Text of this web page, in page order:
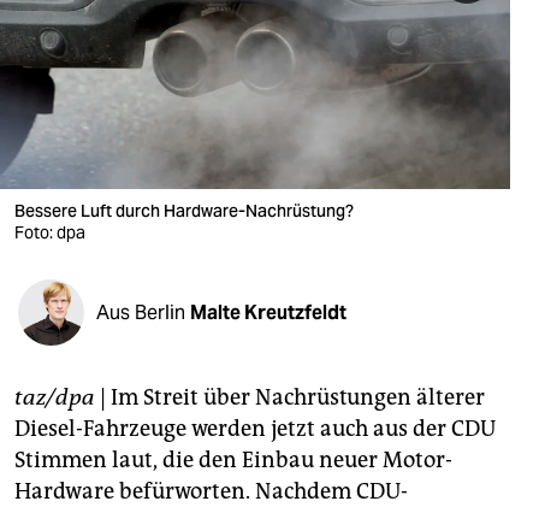
nord
wahrheit
verlag
verlag
veranstaltungen
shop
fragen & hilfe
unterstützen
abo
genossenschaft
Bessere Luft durch Hardware-Nachrüstung?
Foto: dpa
Aus Berlin Malte Kreutzfeldt
taz/dpa | Im Streit über Nachrüstungen älterer
Diesel-Fahrzeuge werden jetzt auch aus der CDU
Stimmen laut, die den Einbau neuer Motor-
Hardware befürworten. Nachdem CDU-